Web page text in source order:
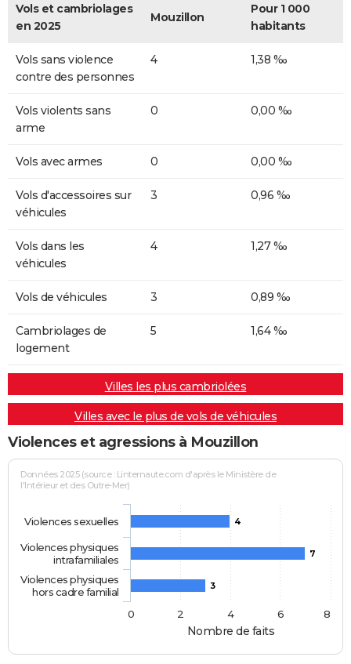
Vols et cambriolages
en 2025
Mouzillon
Pour 1 000
habitants
Vols sans violence
contre des personnes
4 1,38 ‰
Vols violents sans
arme
0 0,00 ‰
Vols avec armes 0 0,00 ‰
Vols d'accessoires sur
véhicules
3 0,96 ‰
Vols dans les
véhicules
4 1,27 ‰
Vols de véhicules 3 0,89 ‰
Cambriolages de
logement
5 1,64 ‰
Villes les plus cambriolées
Villes avec le plus de vols de véhicules
Violences et agressions à Mouzillon
Nombre de faits
Données 2025 (source : Linternaute.com d'après le Ministère de
l'Intérieur et des Outre-Mer)
4
7
3
Violences sexuelles
Violences physiques
intrafamiliales
Violences physiques
hors cadre familial
0
2 4 6 8